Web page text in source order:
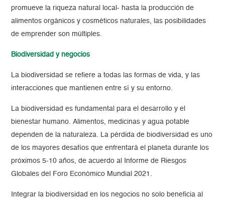
promueve la riqueza natural local- hasta la producción de
alimentos orgánicos y cosméticos naturales, las posibilidades
de emprender son múltiples.
Biodiversidad y negocios
La biodiversidad se refiere a todas las formas de vida, y las
interacciones que mantienen entre sí y su entorno.
La biodiversidad es fundamental para el desarrollo y el
bienestar humano. Alimentos, medicinas y agua potable
dependen de la naturaleza. La pérdida de biodiversidad es uno
de los mayores desafíos que enfrentará el planeta durante los
próximos 5-10 años, de acuerdo al Informe de Riesgos
Globales del Foro Económico Mundial 2021.
Integrar la biodiversidad en los negocios no solo beneficia al